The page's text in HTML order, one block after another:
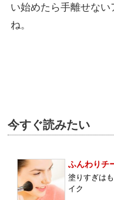
い始めたら手離せな
ね。
今すぐ読みたい
ふんわりチ
塗りすぎは
イク